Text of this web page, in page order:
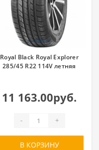
Royal Black Royal Explorer
285/45 R22 114V летняя
11 163.00руб.
- +
В КОРЗИНУ